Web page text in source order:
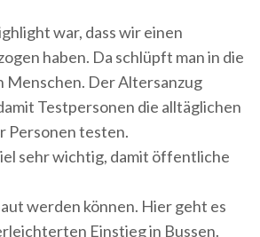
war, dass wir einen
haben. Da schlüpft man in die
Menschen. Der Altersanzug
Testpersonen die alltäglichen
Personen testen.
sehr wichtig, damit öffentliche
werden können. Hier geht es
Einstieg in Bussen.